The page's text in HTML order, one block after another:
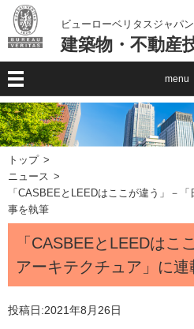
ビューローベリタスジャパ
建築物・不動産
menu
トップ
ニュース
「CASBEEとLEEDはここが違う」－
事を執筆
「CASBEEとLEEDはこ
アーキテクチュア」に
投稿日:2021年8月26日